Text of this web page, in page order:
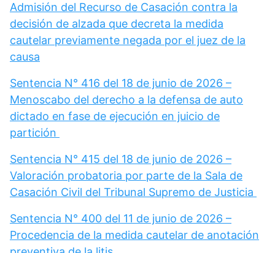
Admisión del Recurso de Casación contra la
decisión de alzada que decreta la medida
cautelar previamente negada por el juez de la
causa
Sentencia N° 416 del 18 de junio de 2026 –
Menoscabo del derecho a la defensa de auto
dictado en fase de ejecución en juicio de
partición
Sentencia N° 415 del 18 de junio de 2026 –
Valoración probatoria por parte de la Sala de
Casación Civil del Tribunal Supremo de Justicia
Sentencia N° 400 del 11 de junio de 2026 –
Procedencia de la medida cautelar de anotación